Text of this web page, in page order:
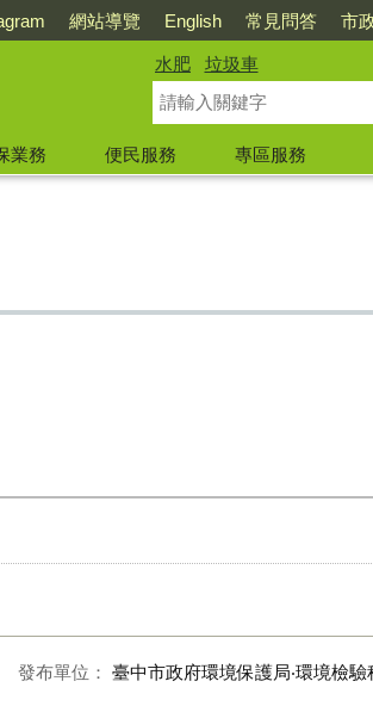
網站導覽 English 常見問答 市
水肥
垃圾車
業務 便民服務
專區服務
發布單位： 臺中市政府環境保護局‧環境檢驗